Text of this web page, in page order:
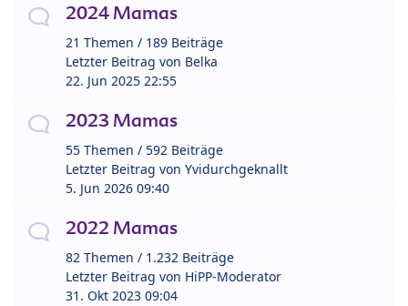
2024 Mamas
21 Themen / 189 Beiträge
Letzter Beitrag von Belka
22. Jun 2025 22:55
2023 Mamas
55 Themen / 592 Beiträge
Letzter Beitrag von Yvidurchgeknallt
5. Jun 2026 09:40
2022 Mamas
82 Themen / 1.232 Beiträge
Letzter Beitrag von HiPP-Moderator
31. Okt 2023 09:04